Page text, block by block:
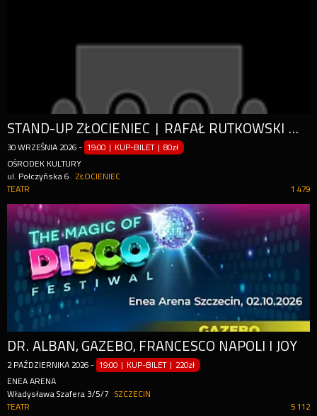
STAND-UP ZŁOCIENIEC | RAFAŁ RUTKOWSKI W PROGRAMIE "WEHIKUŁ CZASU"
30 WRZEŚNIA 2026 - 19:00 | KUP-BILET |80zł
OŚRODEK KULTURY
ul. Połczyńska 6
ZŁOCIENIEC
1 479
TEATR
DR. ALBAN, GAZEBO, FRANCESCO NAPOLI I JOY
2 PAŹDZIERNIKA 2026 - 19:00 | KUP-BILET | 220zł
ENEA ARENA
Władysława Szafera 3/5/7
SZCZECIN
5 112
TEATR